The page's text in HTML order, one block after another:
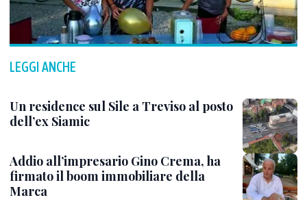
LEGGI ANCHE
Un residence sul Sile a Treviso al posto
dell’ex Siamic
Addio all’impresario Gino Crema, ha
firmato il boom immobiliare della
Marca